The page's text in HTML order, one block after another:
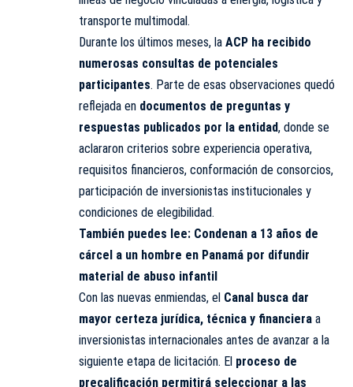
transporte multimodal.
Durante los últimos meses, la ACP ha recibido
numerosas consultas de potenciales
participantes. Parte de esas observaciones quedó
reflejada en documentos de preguntas y
respuestas publicados por la entidad, donde se
aclararon criterios sobre experiencia operativa,
requisitos financieros, conformación de consorcios,
participación de inversionistas institucionales y
condiciones de elegibilidad.
También puedes lee: Condenan a 13 años de
cárcel a un hombre en Panamá por difundir
material de abuso infantil
Con las nuevas enmiendas, el Canal busca dar
mayor certeza jurídica, técnica y financiera a
inversionistas internacionales antes de avanzar a la
siguiente etapa de licitación. El proceso de
precalificación permitirá seleccionar a las